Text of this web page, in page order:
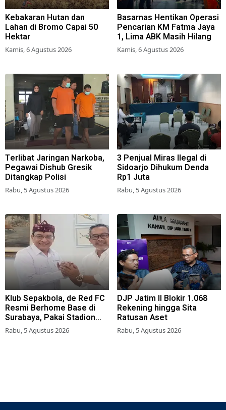
Kebakaran Hutan dan
Lahan di Bromo Capai 50
Hektar
Kamis, 6 Agustus 2026
Basarnas Hentikan Operasi
Pencarian KM Fatma Jaya
1, Lima ABK Masih Hilang
Kamis, 6 Agustus 2026
Terlibat Jaringan Narkoba,
Pegawai Dishub Gresik
Ditangkap Polisi
Rabu, 5 Agustus 2026
3 Penjual Miras Ilegal di
Sidoarjo Dihukum Denda
Rp1 Juta
Rabu, 5 Agustus 2026
Klub Sepakbola, de Red FC
Resmi Berhome Base di
Surabaya, Pakai Stadion
Tambaksari
Rabu, 5 Agustus 2026
DJP Jatim II Blokir 1.068
Rekening hingga Sita
Ratusan Aset
Rabu, 5 Agustus 2026